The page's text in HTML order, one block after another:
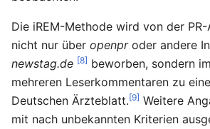
Die iREM-Methode wird von der
nicht nur über openproder andere
newstag.de [8] beworben, sondern
mehreren Leserkommentaren zu
Deutschen Ärzteblatt.[9] Weitere
mit nach unbekannten Kriterien